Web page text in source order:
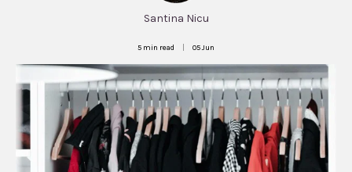
Santina Nicu
5 min read 05 Jun